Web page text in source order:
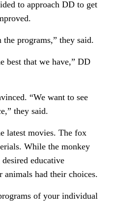
to approach DD to get
programs,” they said.
best that we have,” DD
“We want to see
they said.
latest movies. The fox
While the monkey
educative
had their choices.
of your individual